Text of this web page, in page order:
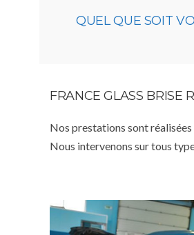
QUEL QUE SOIT
FRANCE GLASS BRISE
Nos prestations sont
Nous intervenons sur tous